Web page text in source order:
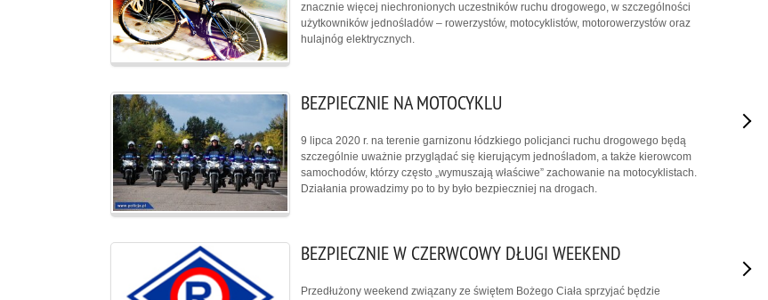
znacznie więcej niechronionych uczestników ruchu drogowego, w szczególności
użytkowników jednośladów – rowerzystów, motocyklistów, motorowerzystów oraz
hulajnóg elektrycznych.
BEZPIECZNIE NA MOTOCYKLU
9 lipca 2020 r. na terenie garnizonu łódzkiego policjanci ruchu drogowego będą
szczególnie uważnie przyglądać się kierującym jednośladom, a także kierowcom
samochodów, którzy często „wymuszają właściwe” zachowanie na motocyklistach.
Działania prowadzimy po to by było bezpieczniej na drogach.
BEZPIECZNIE W CZERWCOWY DŁUGI WEEKEND
Przedłużony weekend związany ze świętem Bożego Ciała sprzyjać będzie